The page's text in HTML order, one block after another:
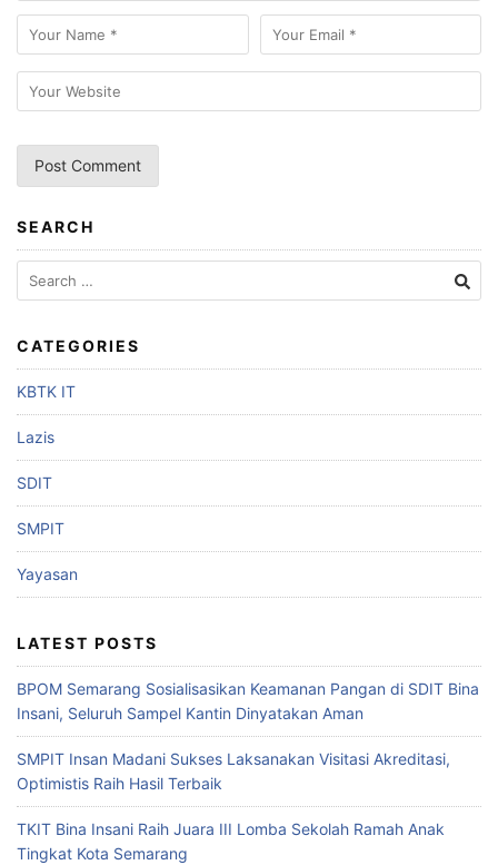
SEARCH
CATEGORIES
KBTK IT
Lazis
SDIT
SMPIT
Yayasan
LATEST POSTS
BPOM Semarang Sosialisasikan Keamanan Pangan di SDIT Bina
Insani, Seluruh Sampel Kantin Dinyatakan Aman
SMPIT Insan Madani Sukses Laksanakan Visitasi Akreditasi,
Optimistis Raih Hasil Terbaik
TKIT Bina Insani Raih Juara III Lomba Sekolah Ramah Anak
Tingkat Kota Semarang